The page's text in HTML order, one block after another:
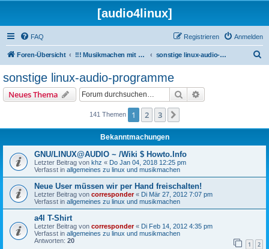
[audio4linux]
FAQ Anmelden
Registrieren
Foren-Übersicht !!! Musikmachen mit Linux !!! sonstige linux-audio-programme
sonstige linux-audio-programme
Neues Thema Suche
141 Themen 1 2 3
Bekanntmachungen
GNU/LINUX@AUDIO ~ /Wiki $ Howto.Info
Letzter Beitrag von khz « Do Jan 04, 2018 12:25 pm
Verfasst in allgemeines zu linux und musikmachen
Neue User müssen wir per Hand freischalten!
Letzter Beitrag von corresponder« Di Mär 27, 2012 7:07 pm
Verfasst in allgemeines zu linux und musikmachen
a4l T-Shirt
Letzter Beitrag von corresponder« Di Feb 14, 2012 4:35 pm
Verfasst in allgemeines zu linux und musikmachen
Antworten: 20 1 2